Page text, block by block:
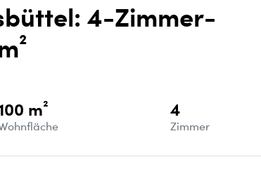
4-Zimmer-
m² 4
Zimmer